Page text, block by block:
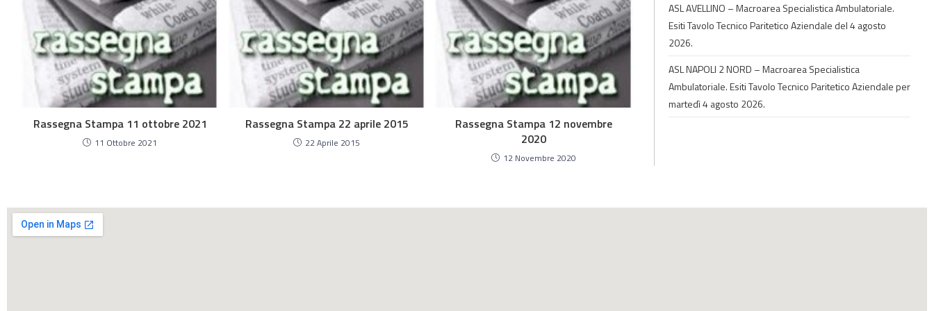
Rassegna Stampa 11 ottobre 2021
11 Ottobre 2021
Rassegna Stampa 22 aprile 2015
22 Aprile 2015
Rassegna Stampa 12 novembre
2020
12 Novembre 2020
ASL AVELLINO – Macroarea Specialistica Ambulatoriale.
Esiti Tavolo Tecnico Paritetico Aziendale del 4 agosto
2026.
ASL NAPOLI 2 NORD – Macroarea Specialistica
Ambulatoriale. Esiti Tavolo Tecnico Paritetico Aziendale per
martedì 4 agosto 2026.